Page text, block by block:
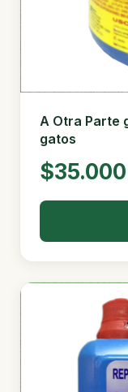
A Otra Parte
gatos
$35.000